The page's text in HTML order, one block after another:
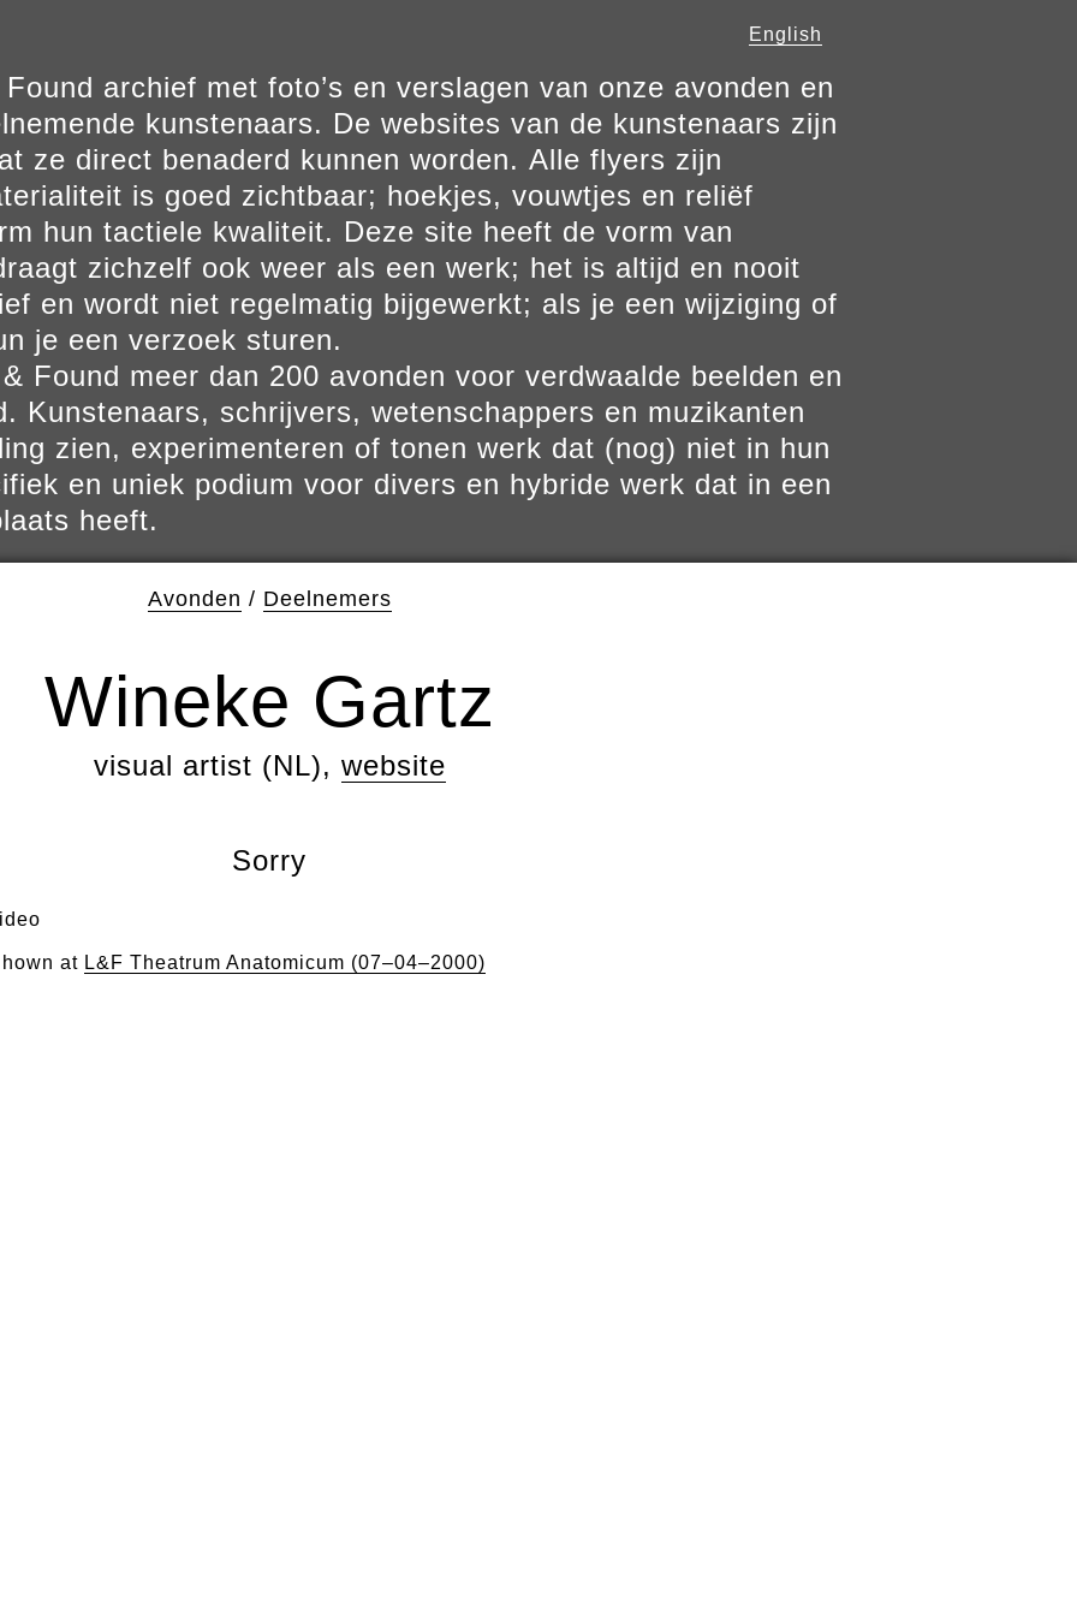
English
archief met foto’s en verslagen van onze avonden en
kunstenaars. De websites van de kunstenaars zijn
ze direct benaderd kunnen worden. Alle flyers zijn
is goed zichtbaar; hoekjes, vouwtjes en reliëf
hun tactiele kwaliteit. Deze site heeft de vorm van
zichzelf ook weer als een werk; het is altijd en nooit
en wordt niet regelmatig bijgewerkt; als je een wijziging of
je een verzoek sturen.
Found meer dan 200 avonden voor verdwaalde beelden en
Kunstenaars, schrijvers, wetenschappers en muzikanten
zien, experimenteren of tonen werk dat (nog) niet in hun
en uniek podium voor divers en hybride werk dat in een
heeft.
Avonden / Deelnemers
Wineke Gartz
visual artist (NL), website
Sorry
at L&F Theatrum Anatomicum (07–04–2000)